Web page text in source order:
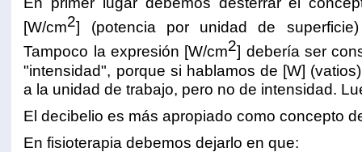
[W/cm2] (potencia por unidad de
Tampoco la expresión [W/cm2] debería ser
"intensidad", porque si hablamos de [W]
a la unidad de trabajo, pero no de intensidad.
El decibelio es más apropiado como concepto
En fisioterapia debemos dejarlo en que: